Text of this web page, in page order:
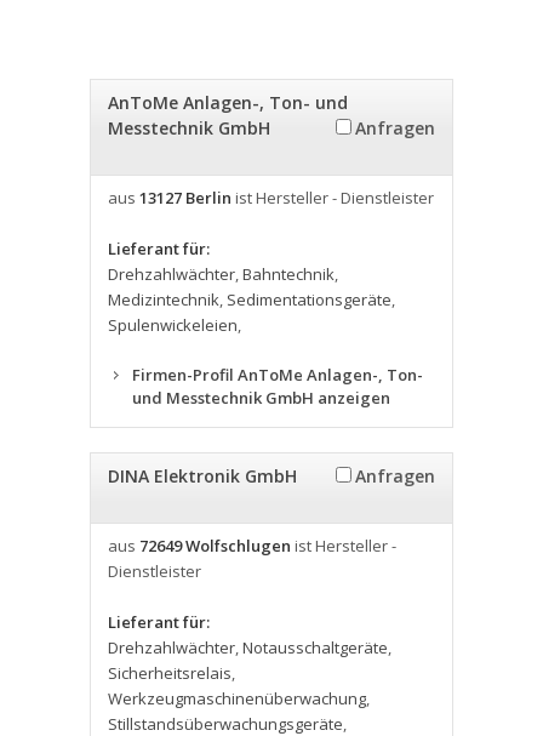
AnToMe Anlagen-, Ton- und
Messtechnik GmbH
Anfragen
aus 13127 Berlin ist Hersteller - Dienstleister
Lieferant für:
Drehzahlwächter,Bahntechnik,
Medizintechnik, Sedimentationsgeräte,
Spulenwickeleien,
Firmen-Profil AnToMe Anlagen-, Ton-
und Messtechnik GmbH anzeigen
DINA Elektronik GmbH Anfragen
aus 72649 Wolfschlugen ist Hersteller -
Dienstleister
Lieferant für:
Drehzahlwächter,Notausschaltgeräte,
Sicherheitsrelais,
Werkzeugmaschinenüberwachung,
Stillstandsüberwachungsgeräte,